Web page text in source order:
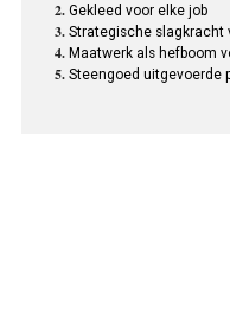
Gekleed voor elke job
Strategische slagkracht
Maatwerk als hefboom
Steengoed uitgevoerde